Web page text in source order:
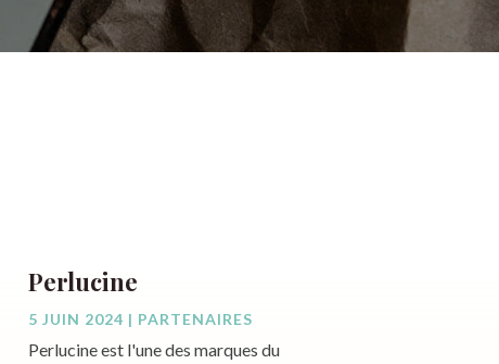
Perlucine
5 JUIN 2024 | PARTENAIRES
Perlucine est l'une des marques du